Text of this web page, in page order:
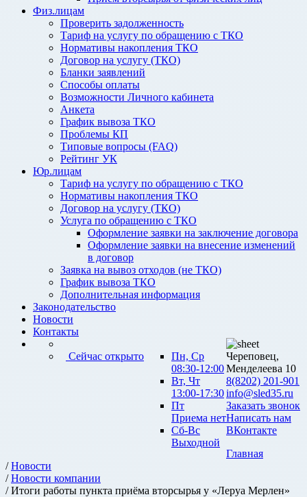
Физ.лицам
Проверить задолженность
Тариф на услугу по обращению с ТКО
Нормативы накопления ТКО
Договор на услугу (ТКО)
Бланки заявлений
Способы оплаты
Возможности Личного кабинета
Анкета
График вывоза ТКО
Проблемы КП
Типовые вопросы (FAQ)
Рейтинг УК
Юр.лицам
Тариф на услугу по обращению с ТКО
Нормативы накопления ТКО
Договор на услугу (ТКО)
Услуга по обращению с ТКО
Оформление заявки на заключение договора
Оформление заявки на внесение изменений
в договор
Заявка на вывоз отходов (не ТКО)
График вывоза ТКО
Дополнительная информация
Законодательство
Новости
Контакты
Сейчас открыто
Пн, Ср
08:30-12:00
Вт, Чт
13:00-17:30
Пт
Приема нет
Сб-Вс
Выходной
Череповец,
Менделеева 10
8(8202) 201-901
info@sled35.ru
Заказать звонок
Написать нам
ВКонтакте
Главная
/Новости
/Новости компании
/ Итоги работы пункта приёма вторсырья у «Леруа Мерлен»